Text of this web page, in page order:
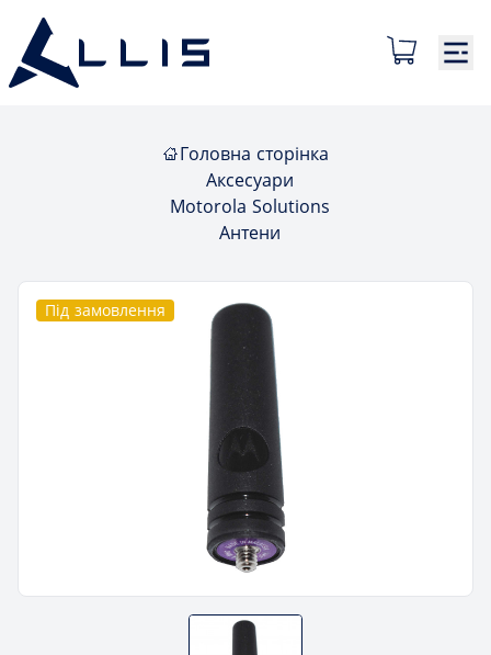
Головна сторінка
Аксесуари
Motorola Solutions
Антени
Під замовлення